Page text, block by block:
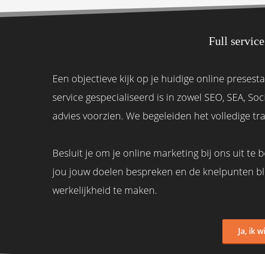
Full
Een objectieve kijk op je huidige online
service gespecialiseerd is in zowel SEO, SEA,
advies voorzien. We begeleiden het volledige
Besluit je om je online marketing bij ons uit te
jou jouw doelen bespreken en de knelpunten
werkelijkheid te maken.
Ja, ik